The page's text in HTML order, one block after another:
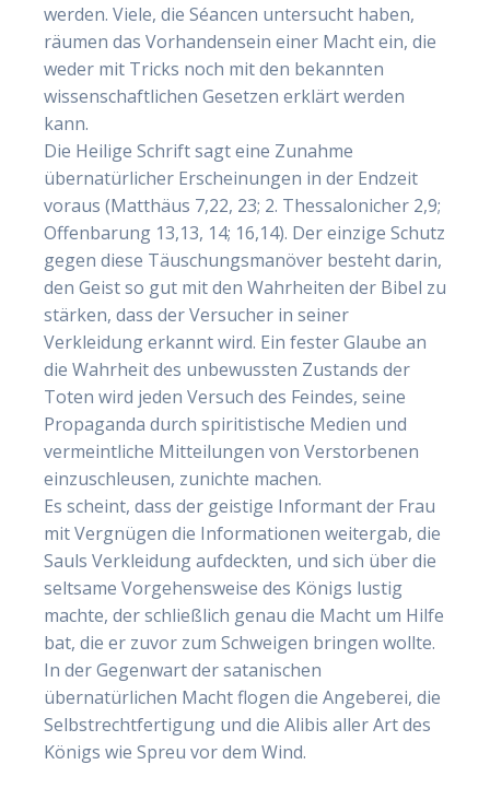
werden. Viele, die Séancen untersucht haben,
räumen das Vorhandensein einer Macht ein, die
weder mit Tricks noch mit den bekannten
wissenschaftlichen Gesetzen erklärt werden
kann.
Die Heilige Schrift sagt eine Zunahme
übernatürlicher Erscheinungen in der Endzeit
voraus (Matthäus 7,22, 23; 2. Thessalonicher 2,9;
Offenbarung 13,13, 14; 16,14). Der einzige Schutz
gegen diese Täuschungsmanöver besteht darin,
den Geist so gut mit den Wahrheiten der Bibel zu
stärken, dass der Versucher in seiner
Verkleidung erkannt wird. Ein fester Glaube an
die Wahrheit des unbewussten Zustands der
Toten wird jeden Versuch des Feindes, seine
Propaganda durch spiritistische Medien und
vermeintliche Mitteilungen von Verstorbenen
einzuschleusen, zunichte machen.
Es scheint, dass der geistige Informant der Frau
mit Vergnügen die Informationen weitergab, die
Sauls Verkleidung aufdeckten, und sich über die
seltsame Vorgehensweise des Königs lustig
machte, der schließlich genau die Macht um Hilfe
bat, die er zuvor zum Schweigen bringen wollte.
In der Gegenwart der satanischen
übernatürlichen Macht flogen die Angeberei, die
Selbstrechtfertigung und die Alibis aller Art des
Königs wie Spreu vor dem Wind.